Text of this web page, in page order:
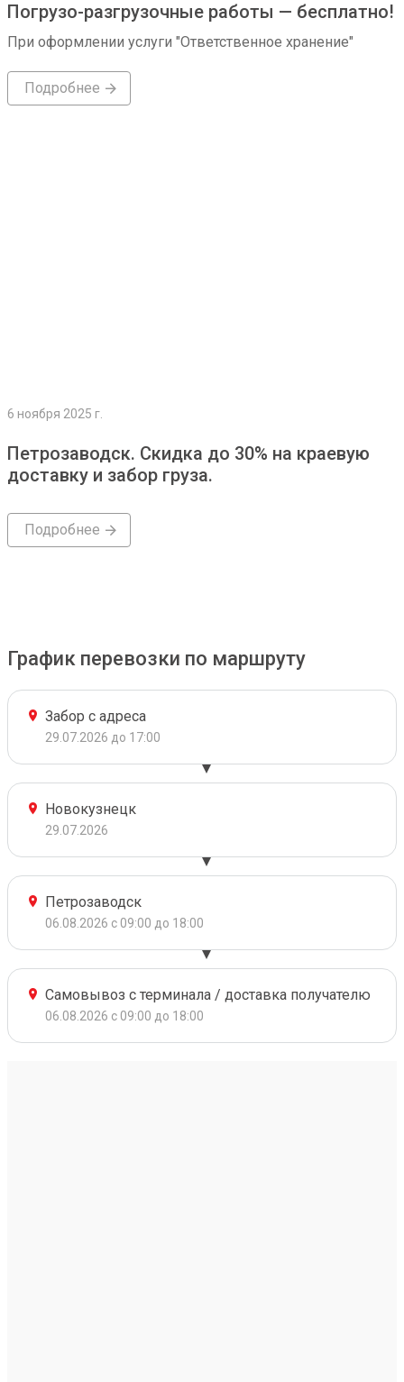
Погрузо-разгрузочные работы — бесплатно!
При оформлении услуги "Ответственное хранение"
Подробнее
6 ноября 2025 г.
Петрозаводск. Скидка до 30% на краевую
доставку и забор груза.
Подробнее
График перевозки по маршруту
Забор с адреса
29.07.2026 до 17:00
Новокузнецк
29.07.2026
Петрозаводск
06.08.2026 с 09:00 до 18:00
Самовывоз с терминала / доставка получателю
06.08.2026 с 09:00 до 18:00